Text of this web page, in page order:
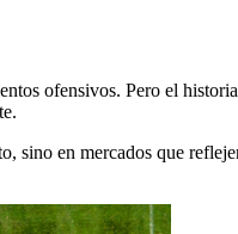
ofensivos. Pero el
en mercados que